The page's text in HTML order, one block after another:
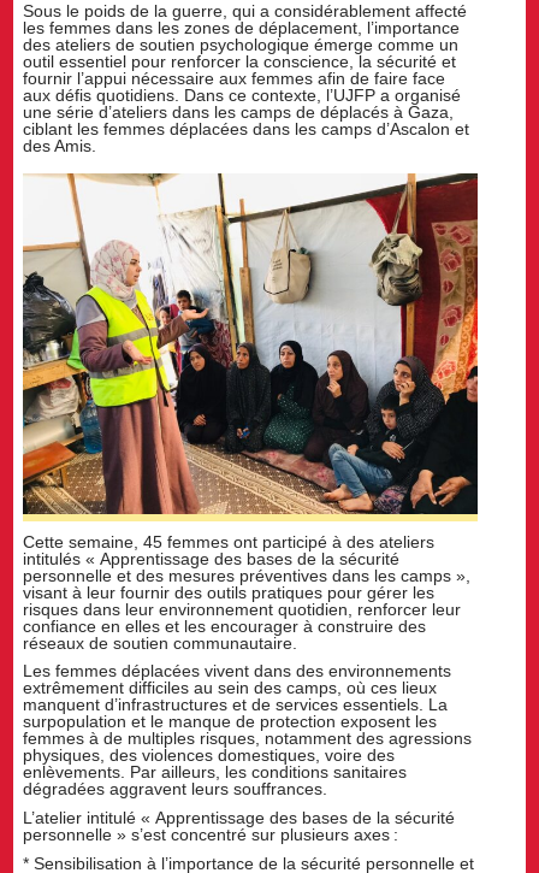
Sous le poids de la guerre, qui a considérablement affecté
les femmes dans les zones de déplacement, l’importance
des ateliers de soutien psychologique émerge comme un
outil essentiel pour renforcer la conscience, la sécurité et
fournir l’appui nécessaire aux femmes afin de faire face
aux défis quotidiens. Dans ce contexte, l’UJFP a organisé
une série d’ateliers dans les camps de déplacés à Gaza,
ciblant les femmes déplacées dans les camps d’Ascalon et
des Amis.
Cette semaine, 45 femmes ont participé à des ateliers
intitulés « Apprentissage des bases de la sécurité
personnelle et des mesures préventives dans les camps »,
visant à leur fournir des outils pratiques pour gérer les
risques dans leur environnement quotidien, renforcer leur
confiance en elles et les encourager à construire des
réseaux de soutien communautaire.
Les femmes déplacées vivent dans des environnements
extrêmement difficiles au sein des camps, où ces lieux
manquent d’infrastructures et de services essentiels. La
surpopulation et le manque de protection exposent les
femmes à de multiples risques, notamment des agressions
physiques, des violences domestiques, voire des
enlèvements. Par ailleurs, les conditions sanitaires
dégradées aggravent leurs souffrances.
L’atelier intitulé « Apprentissage des bases de la sécurité
personnelle » s’est concentré sur plusieurs axes :
* Sensibilisation à l’importance de la sécurité personnelle et